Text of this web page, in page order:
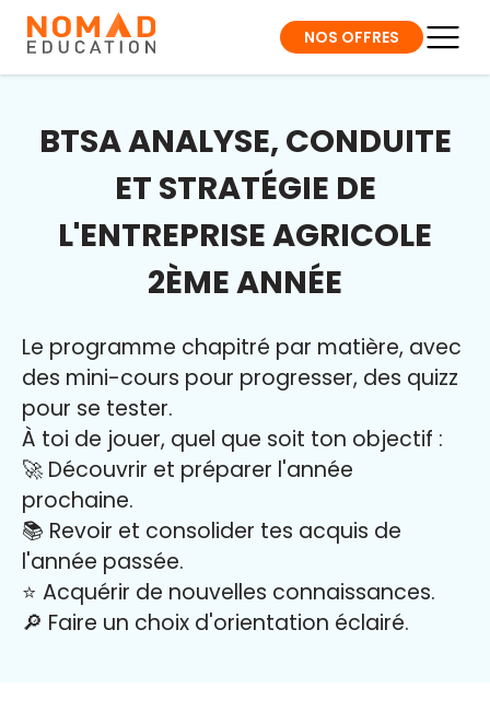
NOS OFFRES
BTSA ANALYSE, CONDUITE
ET STRATÉGIE DE
L'ENTREPRISE AGRICOLE
2ÈME ANNÉE
Le programme chapitré par matière, avec
des mini-cours pour progresser, des quizz
pour se tester.
À toi de jouer, quel que soit ton objectif :
🚀 Découvrir et préparer l'année
prochaine.
📚 Revoir et consolider tes acquis de
l'année passée.
⭐️ Acquérir de nouvelles connaissances.
🔎 Faire un choix d'orientation éclairé.